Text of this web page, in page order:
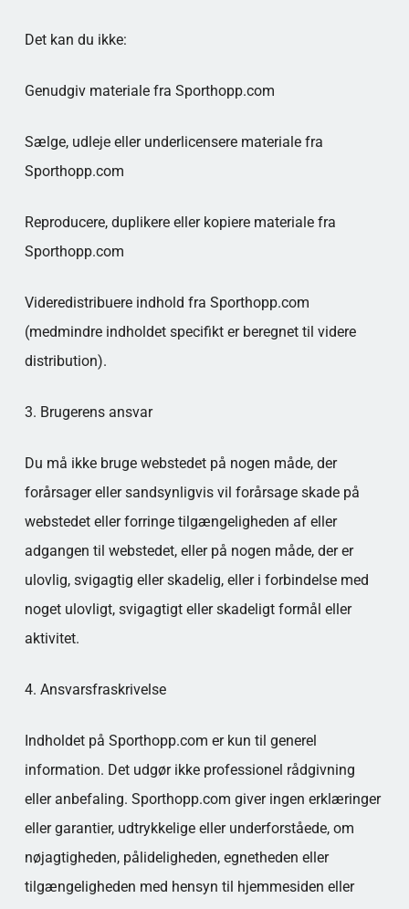
Det kan du ikke:
Genudgiv materiale fra Sporthopp.com
Sælge, udleje eller underlicensere materiale fra
Sporthopp.com
Reproducere, duplikere eller kopiere materiale fra
Sporthopp.com
Videredistribuere indhold fra Sporthopp.com
(medmindre indholdet specifikt er beregnet til videre
distribution).
3. Brugerens ansvar
Du må ikke bruge webstedet på nogen måde, der
forårsager eller sandsynligvis vil forårsage skade på
webstedet eller forringe tilgængeligheden af eller
adgangen til webstedet, eller på nogen måde, der er
ulovlig, svigagtig eller skadelig, eller i forbindelse med
noget ulovligt, svigagtigt eller skadeligt formål eller
aktivitet.
4. Ansvarsfraskrivelse
Indholdet på Sporthopp.com er kun til generel
information. Det udgør ikke professionel rådgivning
eller anbefaling. Sporthopp.com giver ingen erklæringer
eller garantier, udtrykkelige eller underforståede, om
nøjagtigheden, pålideligheden, egnetheden eller
tilgængeligheden med hensyn til hjemmesiden eller